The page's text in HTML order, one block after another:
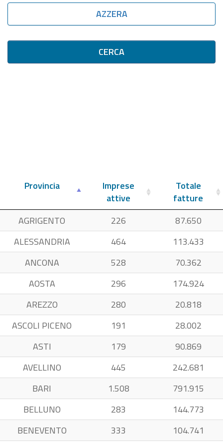
AZZERA
CERCA
Provincia
Imprese
attive
Totale
fatture
AGRIGENTO
226
87.650
ALESSANDRIA
464
113.433
ANCONA
528
70.362
AOSTA
296
174.924
AREZZO
280
20.818
ASCOLI PICENO
191
28.002
ASTI
179
90.869
AVELLINO
445
242.681
BARI
1.508
791.915
BELLUNO
283
144.773
BENEVENTO
333
104.741